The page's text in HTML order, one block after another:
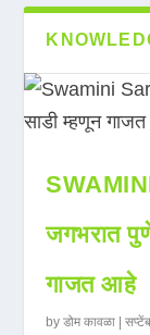
जगभरात
गाजत आहे
byडोम कावळा |